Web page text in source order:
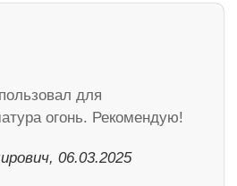
для
огонь. Рекомендую!
06.03.2025